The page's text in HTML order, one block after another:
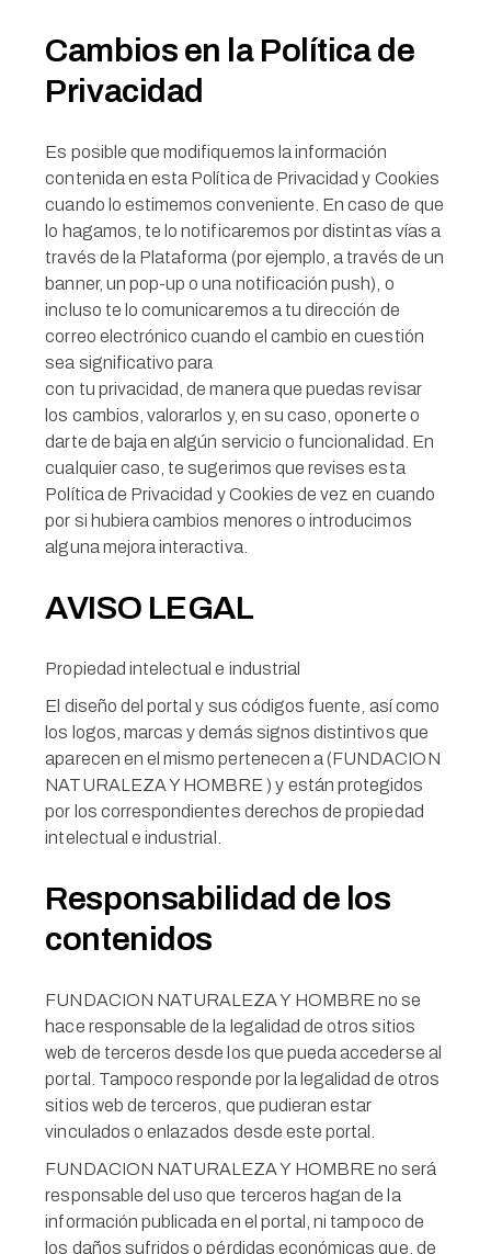
Cambios en la Política de
Privacidad
Es posible que modifiquemos la información
contenida en esta Política de Privacidad y Cookies
cuando lo estimemos conveniente. En caso de que
lo hagamos, te lo notificaremos por distintas vías a
través de la Plataforma (por ejemplo, a través de un
banner, un pop-up o una notificación push), o
incluso te lo comunicaremos a tu dirección de
correo electrónico cuando el cambio en cuestión
sea significativo para
con tu privacidad, de manera que puedas revisar
los cambios, valorarlos y, en su caso, oponerte o
darte de baja en algún servicio o funcionalidad. En
cualquier caso, te sugerimos que revises esta
Política de Privacidad y Cookies de vez en cuando
por si hubiera cambios menores o introducimos
alguna mejora interactiva.
AVISO LEGAL
Propiedad intelectual e industrial
El diseño del portal y sus códigos fuente, así como
los logos, marcas y demás signos distintivos que
aparecen en el mismo pertenecen a (FUNDACION
NATURALEZA Y HOMBRE ) y están protegidos
por los correspondientes derechos de propiedad
intelectual e industrial.
Responsabilidad de los
contenidos
FUNDACION NATURALEZA Y HOMBRE no se
hace responsable de la legalidad de otros sitios
web de terceros desde los que pueda accederse al
portal. Tampoco responde por la legalidad de otros
sitios web de terceros, que pudieran estar
vinculados o enlazados desde este portal.
FUNDACION NATURALEZA Y HOMBRE no será
responsable del uso que terceros hagan de la
información publicada en el portal, ni tampoco de
los daños sufridos o pérdidas económicas que, de